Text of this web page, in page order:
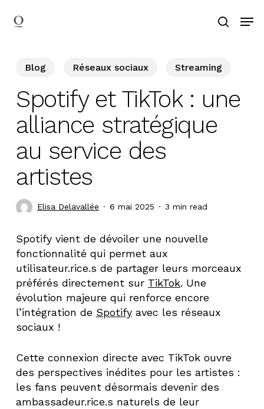
search
Blog Réseaux sociaux Streaming
Spotify et TikTok : une
alliance stratégique
au service des
artistes
Elisa Delavallée 6 mai 2025 3 min read
Spotify vient de dévoiler une nouvelle
fonctionnalité qui permet aux
utilisateur.rice.s de partager leurs morceaux
préférés directement sur TikTok. Une
évolution majeure qui renforce encore
l’intégration de Spotifyavec les réseaux
sociaux !
Cette connexion directe avec TikTok ouvre
des perspectives inédites pour les artistes :
les fans peuvent désormais devenir des
ambassadeur.rice.s naturels de leur